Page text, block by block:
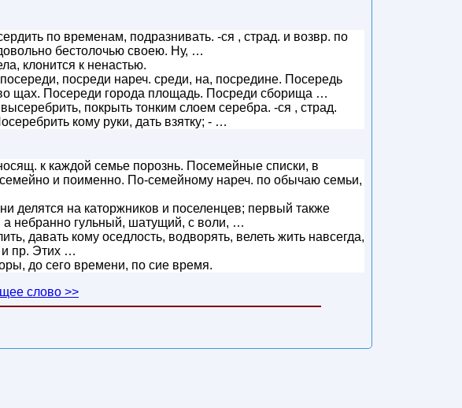
по временам, подразнивать. -ся , страд. и возвр. по
бестолочью своею. Ну, …
клонится к ненастью.
посреди нареч. среди, на, посредине. Посередь
щах. Посереди города площадь. Посреди сборища …
покрыть тонким слоем серебра. -ся , страд.
кому руки, дать взятку; - …
к каждой семье порознь. Посемейные списки, в
и поименно. По-семейному нареч. по обычаю семьи,
делятся на каторжников и поселенцев; первый также
а небранно гульный, шатущий, с воли, …
давать кому оседлость, водворять, велеть жить навсегда,
и пр. Этих …
до сего времени, по сие время.
слово >>